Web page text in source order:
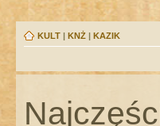
KULT | KNŻ | KAZIK